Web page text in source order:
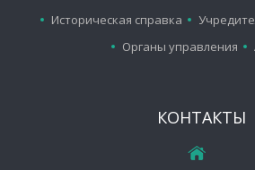
Историческая справка
Органы управления
КОНТАКТЫ